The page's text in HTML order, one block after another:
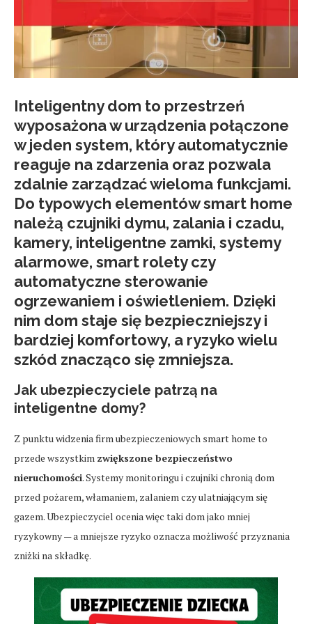
Inteligentny dom to przestrzeń
wyposażona w urządzenia połączone
w jeden system, który automatycznie
reaguje na zdarzenia oraz pozwala
zdalnie zarządzać wieloma funkcjami.
Do typowych elementów smart home
należą czujniki dymu, zalania i czadu,
kamery, inteligentne zamki, systemy
alarmowe, smart rolety czy
automatyczne sterowanie
ogrzewaniem i oświetleniem. Dzięki
nim dom staje się bezpieczniejszy i
bardziej komfortowy, a ryzyko wielu
szkód znacząco się zmniejsza.
Jak ubezpieczyciele patrzą na
inteligentne domy?
Z punktu widzenia firm ubezpieczeniowych smart home to
przede wszystkim zwiększone bezpieczeństwo
nieruchomości. Systemy monitoringu i czujniki chronią dom
przed pożarem, włamaniem, zalaniem czy ulatniającym się
gazem. Ubezpieczyciel ocenia więc taki dom jako mniej
ryzykowny — a mniejsze ryzyko oznacza możliwość przyznania
zniżki na składkę.